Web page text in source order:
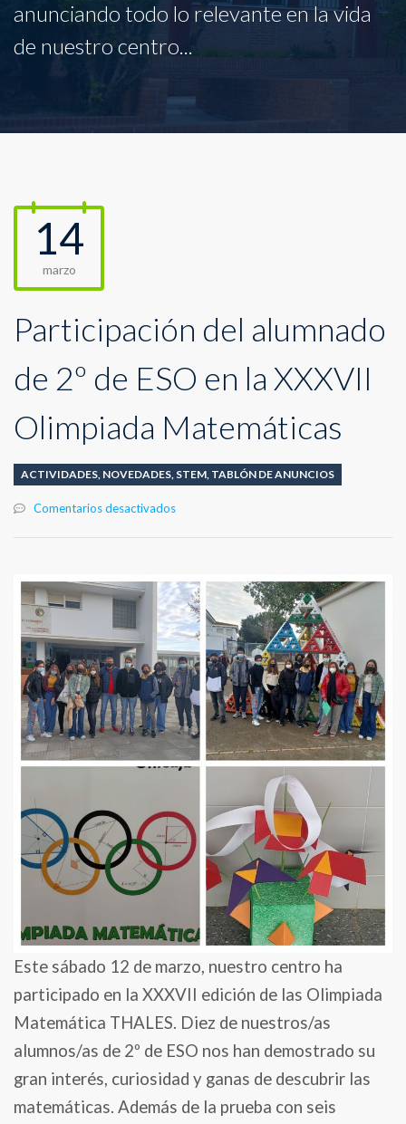
anunciando todo lo relevante en la vida
de nuestro centro...
14
marzo
Participación del alumnado
de 2º de ESO en la XXXVII
Olimpiada Matemáticas
ACTIVIDADES, NOVEDADES, STEM, TABLÓN DE ANUNCIOS
Comentarios desactivadosen
Participación
alumnado
de
2º
de
ESO
en
la
Olimpiada
Matemáticas
Este sábado 12 de marzo, nuestro centro ha
participado en la XXXVII edición de las Olimpiada
Matemática THALES. Diez de nuestros/as
alumnos/as de 2º de ESO nos han demostrado su
gran interés, curiosidad y ganas de descubrir las
matemáticas. Además de la prueba con seis